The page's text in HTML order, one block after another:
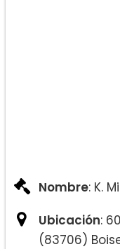
Nombre: K.
Ubicación:
(83706)